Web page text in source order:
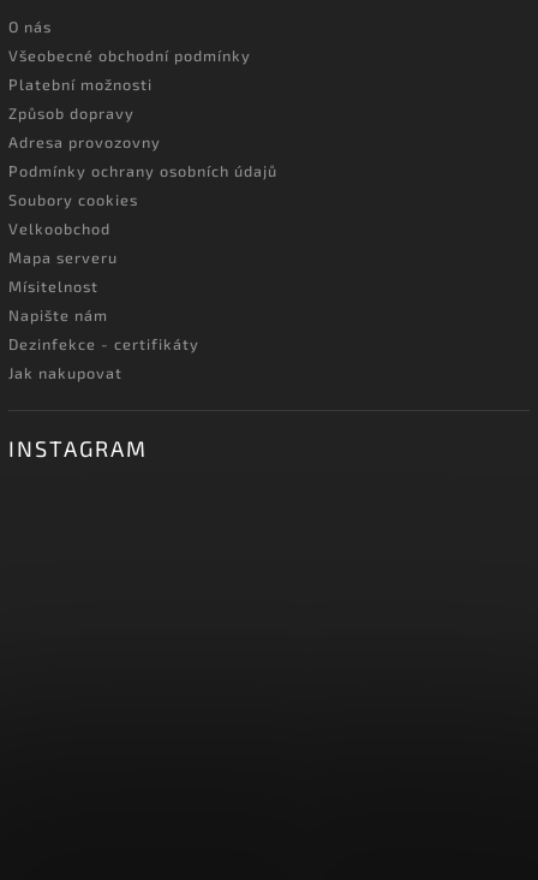
O nás
Všeobecné obchodní podmínky
Platební možnosti
Způsob dopravy
Adresa provozovny
Podmínky ochrany osobních údajů
Soubory cookies
Velkoobchod
Mapa serveru
Mísitelnost
Napište nám
Dezinfekce - certifikáty
Jak nakupovat
INSTAGRAM